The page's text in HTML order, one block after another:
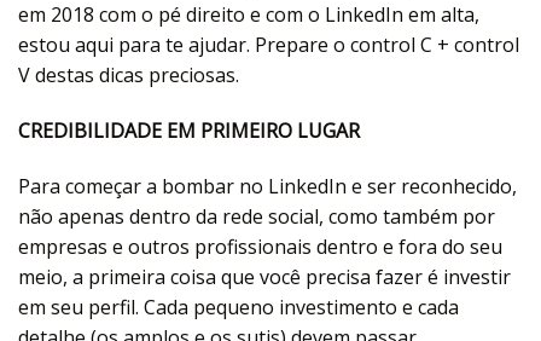
em 2018 com o pé direito e com o LinkedIn em alta,
estou aqui para te ajudar. Prepare o control C + control
V destas dicas preciosas.
CREDIBILIDADE EM PRIMEIRO LUGAR
Para começar a bombar no LinkedIn e ser reconhecido,
não apenas dentro da rede social, como também por
empresas e outros profissionais dentro e fora do seu
meio, a primeira coisa que você precisa fazer é investir
em seu perfil. Cada pequeno investimento e cada